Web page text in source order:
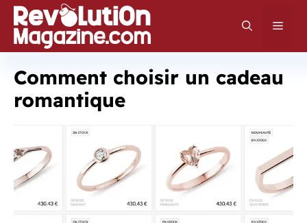
Aller
au
contenu
Comment choisir un cadeau
romantique